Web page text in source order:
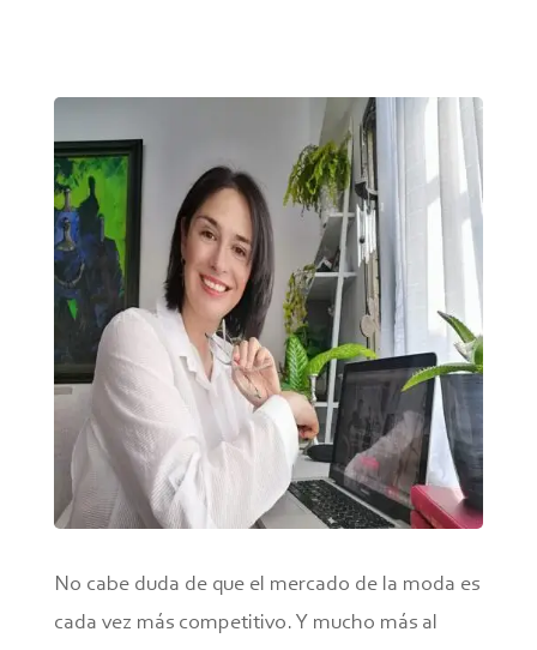
No cabe duda de que el mercado de la moda es
cada vez más competitivo. Y mucho más al